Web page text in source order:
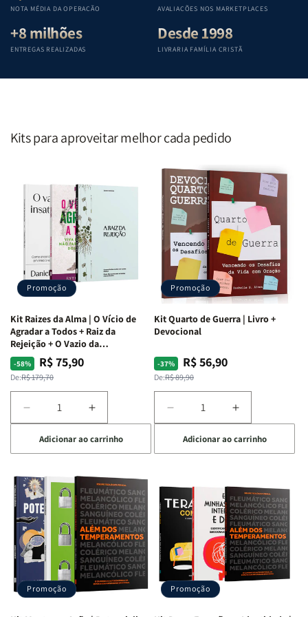
NOTA MÉDIA DA OPERAÇÃO AVALIAÇÕES NOS MARKETPLACES
+8 milhões
ENTREGAS REALIZADAS
Desde 1998
LIVRARIA FAMÍLIA CRISTÃ
Kits para aproveitar melhor cada pedido
Promoção
Kit Raizes da Alma | O Vício de
Agradar a Todos + Raiz da
Rejeição + O Vazio da
Insatisfação.
-58%
Preço
normal
De:R$ 179,70
Preço
promocional
R$ 75,90
Diminuir
a
quantidade
de
Raizes
da
Alma
|
O
Vício
Agradar
a
Aumentar
a
quantidade
de
Raizes
da
Alma
|
O
Vício
de
Agradar
Adicionar ao carrinho
Promoção
Kit Quarto de Guerra | Livro +
Devocional
-37%
Preço
normal
De:R$ 89,90
Preço
promocional
R$ 56,90
Diminuir
a
quantidade
de
Quarto
de
Guerra
Livro
+
Devocional
Aumentar
a
quantidade
de
Quarto
de
Guerra
|
Livro
+
Devocional
Adicionar ao carrinho
Promoção Promoção